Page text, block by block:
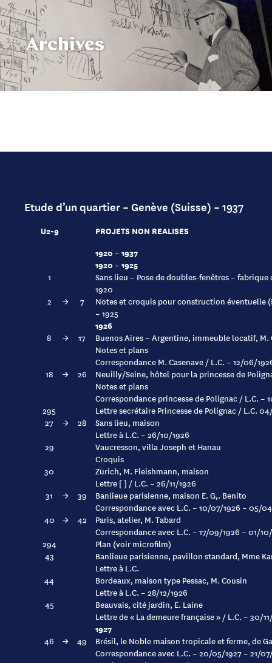
Archives
Etude d’un quartier – Genève (Suisse) – 1937
U2-9
PROJETS NON REALISES
1920 – 1937
1920 – 1925
1
Sans lieu – Pose de doubles-fenêtres –
1920
2
→ 7
Notes et croquis pour construction éventuelle
– 1925
1926
8 → 17
Buenos Aires – Argentine, immeuble locatif, M.
Notes et plans
Correspondance M. Casenave / L.C. – 12/06/
18
→ 26
Neuilly/Seine, hôtel pour la princesse de
Notes et plans
Correspondance princesse de Polignac / L.C. –
295
Lettre secrétaire Princesse de Polignac / L.C.
27
→ 28
Sans lieu, maison
Lettre à L.C. – 26/10/1926
29
Vaucresson, villa Joseph et Hanau
Croquis
30
Zurich, M. Fleishmann, maison
Lettre [ ] / L.C. – 26/11/1926
31
→ 39
Banlieue parisienne, maison E. G,. Benito
Correspondance avec L.C. – 10/07/1926 – 05/
40
→ 42
Paris, atelier, M. Tabard
Correspondance avec L.C. – 17/09/1926 – 01/
294
Plan (voir microfilm)
43
Banlieue parisienne, pavillon standard, Mme
Lettre à L.C.
44
Bordeaux, maison type Pessac, M. Cousin
Lettre à L.C. – 28/12/1926
45
Beauvais, cité jardin, E. Laine
Lettre de « La demeure française » / L.C. – 30/
1927
46 → 49
Brésil, le Noble maison tropicale et ferme, de
Correspondance avec L.C. – 20/05/1927 – 21/